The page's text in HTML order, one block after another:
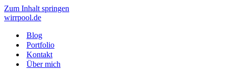
Zum Inhalt springen
wirrpool.de
Blog
Portfolio
Kontakt
Über mich